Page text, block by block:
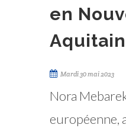
en
Mardi 30 mai 2023
Nora
européenne,